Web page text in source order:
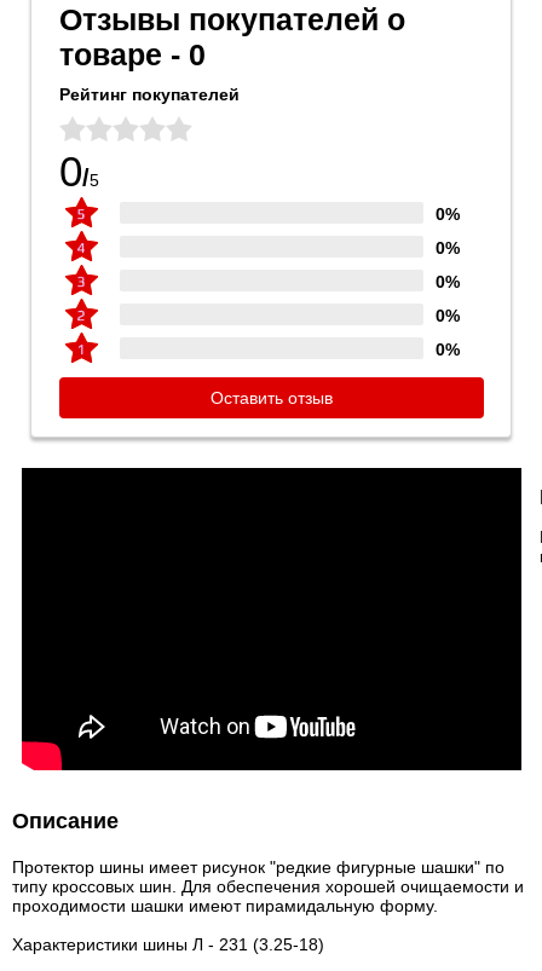
Отзывы покупателей о
товаре - 0
Рейтинг покупателей
0/5
0%
0%
0%
0%
0%
Оставить отзыв
Описание
Протектор шины имеет рисунок "редкие фигурные шашки" по
типу кроссовых шин. Для обеспечения хорошей очищаемости и
проходимости шашки имеют пирамидальную форму.
Характеристики шины Л - 231 (3.25-18)